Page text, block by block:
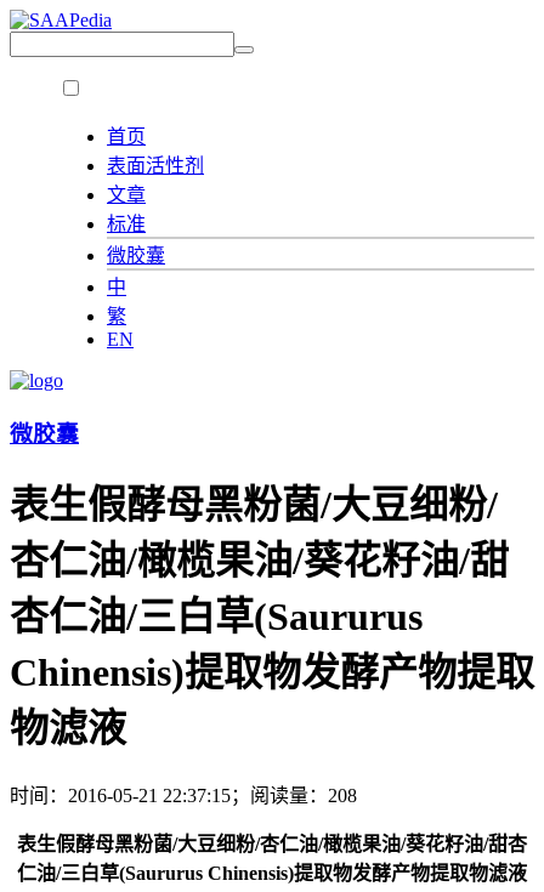
首页
表面活性剂
文章
标准
微胶囊
中
繁
EN
微胶囊
表生假酵母黑粉菌/大豆细粉/
杏仁油/橄榄果油/葵花籽油/甜
杏仁油/三白草(Saururus
Chinensis)提取物发酵产物提取
物滤液
时间：2016-05-21 22:37:15；阅读量：208
表生假酵母黑粉菌/大豆细粉/杏仁油/橄榄果油/葵花籽油/甜杏
仁油/三白草(Saururus Chinensis)提取物发酵产物提取物滤液